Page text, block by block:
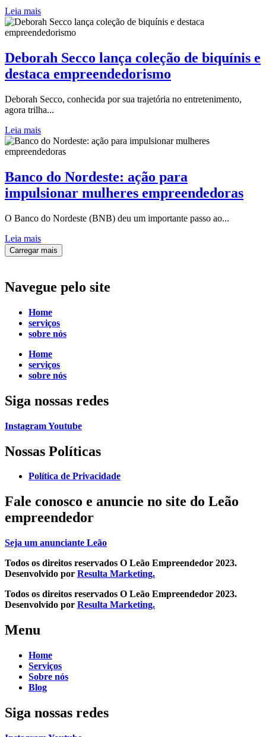
Leia mais
Deborah Secco lança coleção de biquínis e
destaca empreendedorismo
Deborah Secco, conhecida por sua trajetória no entretenimento,
agora trilha...
Leia mais
Banco do Nordeste: ação para
impulsionar mulheres empreendedoras
O Banco do Nordeste (BNB) deu um importante passo ao...
Leia mais
Carregar mais
Navegue pelo site
Home
serviços
sobre nós
Home
serviços
sobre nós
Siga nossas redes
InstagramYoutube
Nossas Políticas
Política de Privacidade
Fale conosco e anuncie no site do Leão
empreendedor
Seja um anunciante Leão
Todos os direitos reservados O Leão Empreendedor 2023.
Desenvolvido por Resulta Marketing.
Todos os direitos reservados O Leão Empreendedor 2023.
Desenvolvido por Resulta Marketing.
Menu
Home
Serviços
Sobre nós
Blog
Siga nossas redes